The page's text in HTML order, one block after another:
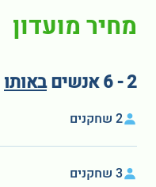
מחיר מועדון
2 - 6 אנשים באותו
2 שחקנים
3 שחקנים